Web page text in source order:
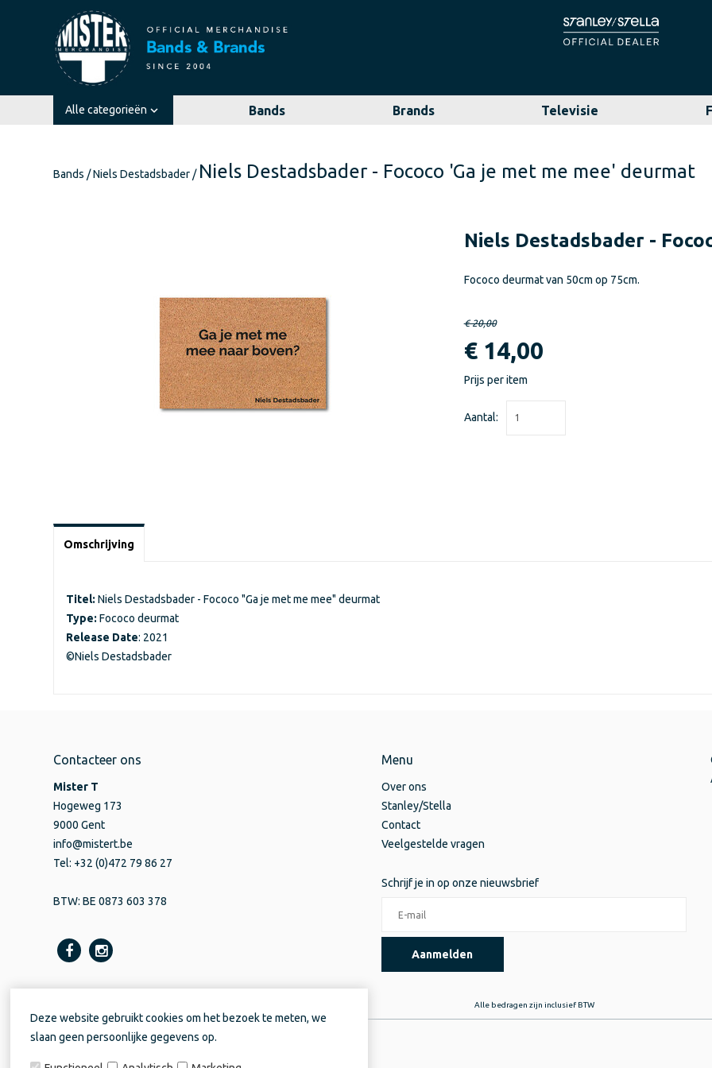
Alle categorieën  Bands Brands Televisie
Bands /Niels Destadsbader / Niels Destadsbader - Fococo 'Ga je met me mee' deurmat
Niels Destadsbader -
Fococo deurmat van 50cm op 75cm.
€ 20,00
€ 14,00
Prijs per item
Aantal:
Omschrijving
Titel: Niels Destadsbader - Fococo "Ga je met me mee" deurmat
Type: Fococo deurmat
Release Date: 2021
©Niels Destadsbader
Contacteer ons
Mister T
Hogeweg 173
9000 Gent
info@mistert.be
Tel: +32 (0)472 79 86 27
BTW: BE 0873 603 378
Menu
Over ons
Stanley/Stella
Contact
Veelgestelde vragen
Schrijf je in op onze nieuwsbrief
Aanmelden
Alle bedragen zijn inclusief BTW
Deze website gebruikt cookies om het bezoek te meten, we
slaan geen persoonlijke gegevens op.